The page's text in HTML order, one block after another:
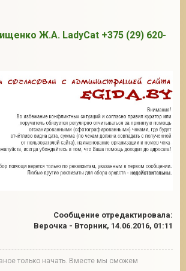
Ж.А. LadyCat +375 (29) 620-
Сообщение отредактировала:
Верочка - Вторник, 14.06.2016, 01:11
только начать. Вместе мы сможем